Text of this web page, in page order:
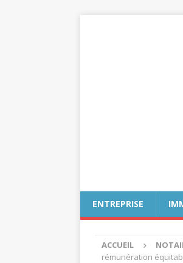
ENTREPRISE
ACCUEIL
rémunération